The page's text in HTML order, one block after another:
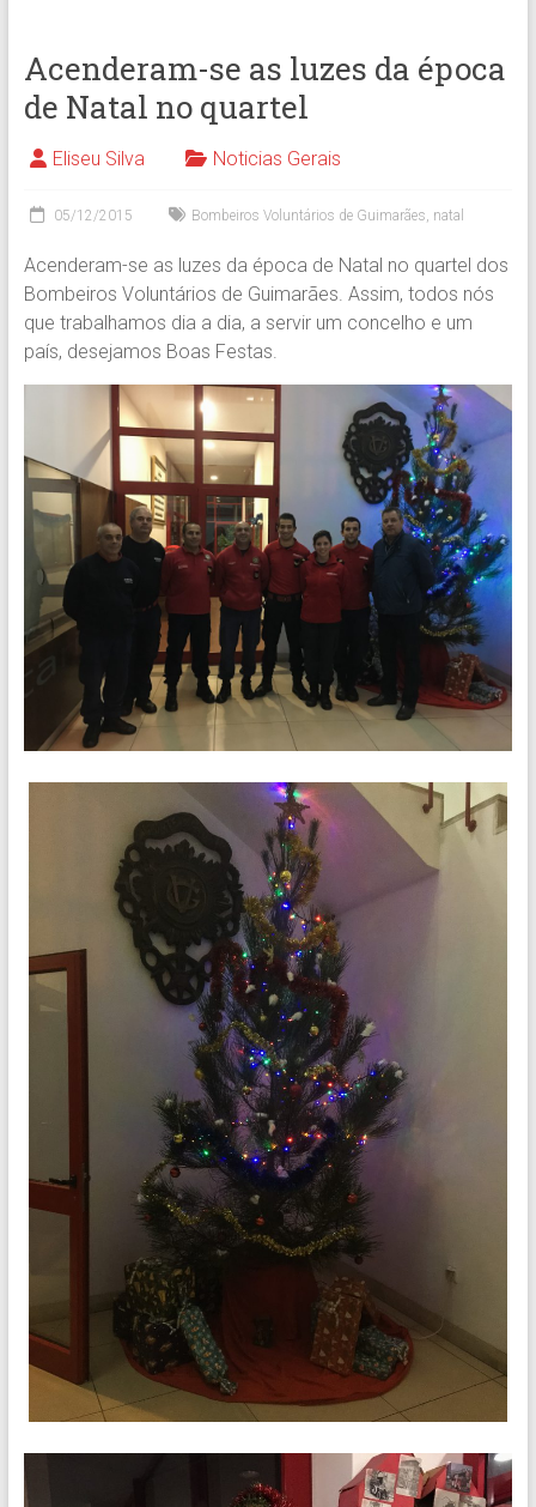
Acenderam-se as luzes da época
de Natal no quartel
Eliseu Silva Noticias Gerais
05/12/2015 Bombeiros Voluntários de Guimarães, natal
Acenderam-se as luzes da época de Natal no quartel dos
Bombeiros Voluntários de Guimarães. Assim, todos nós
que trabalhamos dia a dia, a servir um concelho e um
país, desejamos Boas Festas.